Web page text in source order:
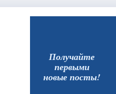
Получайте
первыми
новые посты!